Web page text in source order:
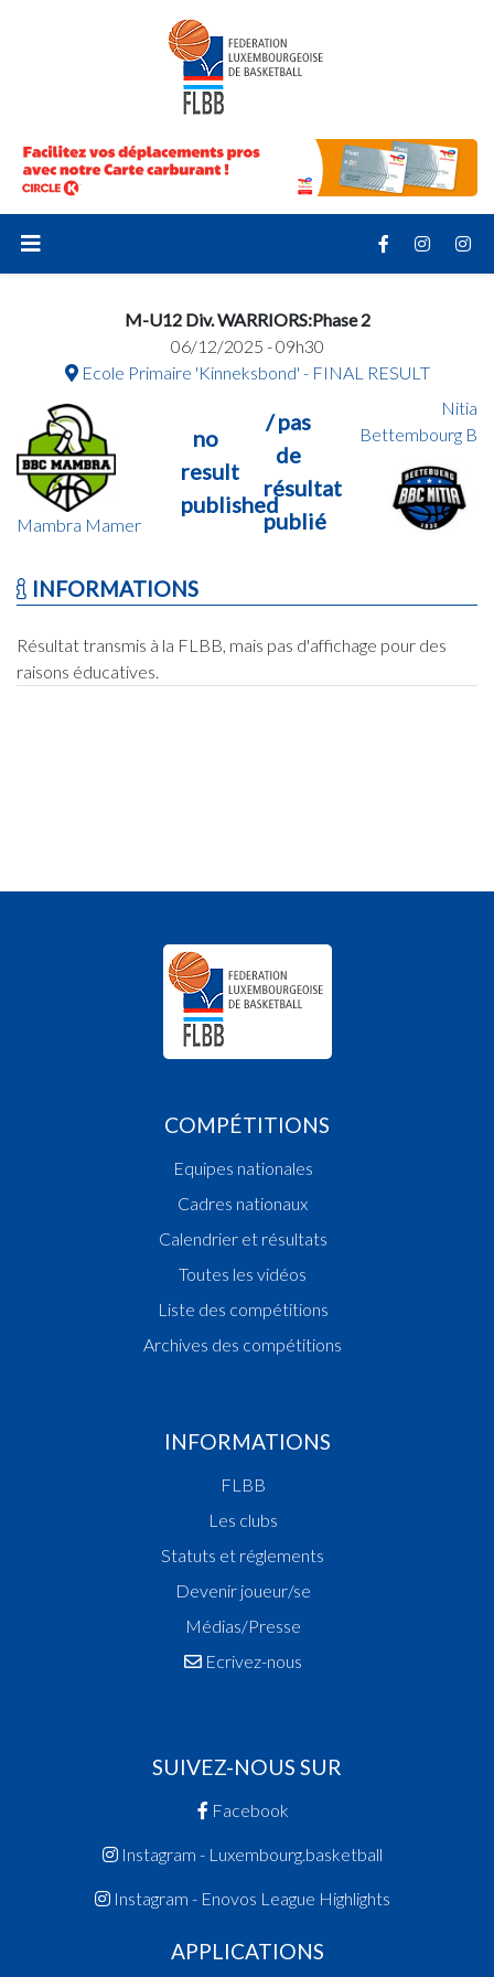
M-U12 Div. WARRIORS:Phase 2
06/12/2025 - 09h30
Ecole Primaire 'Kinneksbond' - FINAL RESULT
Mambra Mamer
no
result
published
/ pas
de
résultat
publié
Nitia
Bettembourg B
INFORMATIONS
Résultat transmis à la FLBB, mais pas d'affichage pour des
raisons éducatives.
COMPÉTITIONS
Equipes nationales
Cadres nationaux
Calendrier et résultats
Toutes les vidéos
Liste des compétitions
Archives des compétitions
INFORMATIONS
FLBB
Les clubs
Statuts et réglements
Devenir joueur/se
Médias/Presse
Ecrivez-nous
SUIVEZ-NOUS SUR
Facebook
Instagram - Luxembourg.basketball
Instagram - Enovos League Highlights
APPLICATIONS